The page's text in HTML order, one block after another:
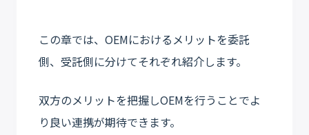
この章では、OEMにおけるメリットを委託
側、受託側に分けてそれぞれ紹介します。
双方のメリットを把握しOEMを行うことでよ
り良い連携が期待できます。